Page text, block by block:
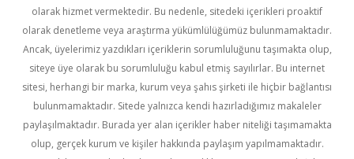
olarak hizmet vermektedir. Bu nedenle, sitedeki içerikleri proaktif
olarak denetleme veya araştırma yükümlülüğümüz bulunmamaktadır.
Ancak, üyelerimiz yazdıkları içeriklerin sorumluluğunu taşımakta olup,
siteye üye olarak bu sorumluluğu kabul etmiş sayılırlar. Bu internet
sitesi, herhangi bir marka, kurum veya şahıs şirketi ile hiçbir bağlantısı
bulunmamaktadır. Sitede yalnızca kendi hazırladığımız makaleler
paylaşılmaktadır. Burada yer alan içerikler haber niteliği taşımamakta
olup, gerçek kurum ve kişiler hakkında paylaşım yapılmamaktadır.